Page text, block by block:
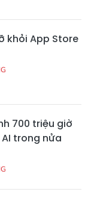
khỏi App Store
700 triệu giờ
trong nửa